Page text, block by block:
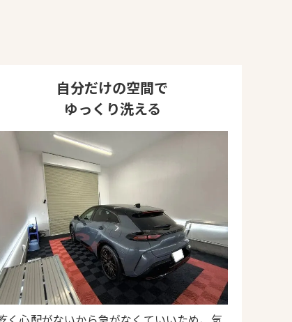
自分だけの空間で
ゆっくり洗える